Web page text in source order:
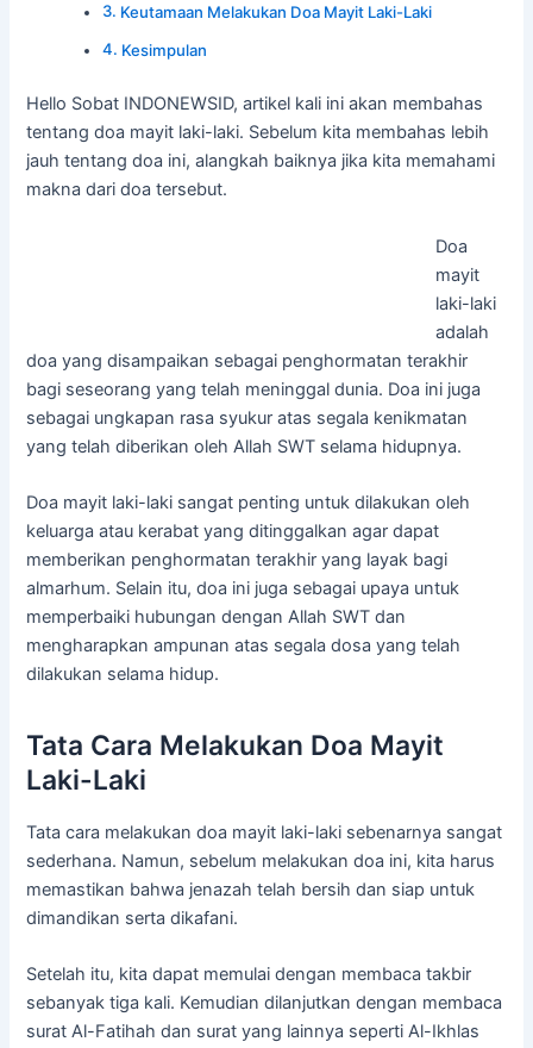
Keutamaan Melakukan Doa Mayit Laki-Laki
Kesimpulan
Hello Sobat INDONEWSID, artikel kali ini akan membahas
tentang doa mayit laki-laki. Sebelum kita membahas lebih
jauh tentang doa ini, alangkah baiknya jika kita memahami
makna dari doa tersebut.
Doa
mayit
laki-laki
adalah
doa yang disampaikan sebagai penghormatan terakhir
bagi seseorang yang telah meninggal dunia. Doa ini juga
sebagai ungkapan rasa syukur atas segala kenikmatan
yang telah diberikan oleh Allah SWT selama hidupnya.
Doa mayit laki-laki sangat penting untuk dilakukan oleh
keluarga atau kerabat yang ditinggalkan agar dapat
memberikan penghormatan terakhir yang layak bagi
almarhum. Selain itu, doa ini juga sebagai upaya untuk
memperbaiki hubungan dengan Allah SWT dan
mengharapkan ampunan atas segala dosa yang telah
dilakukan selama hidup.
Tata Cara Melakukan Doa Mayit
Laki-Laki
Tata cara melakukan doa mayit laki-laki sebenarnya sangat
sederhana. Namun, sebelum melakukan doa ini, kita harus
memastikan bahwa jenazah telah bersih dan siap untuk
dimandikan serta dikafani.
Setelah itu, kita dapat memulai dengan membaca takbir
sebanyak tiga kali. Kemudian dilanjutkan dengan membaca
surat Al-Fatihah dan surat yang lainnya seperti Al-Ikhlas